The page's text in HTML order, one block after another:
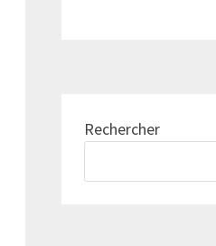
Rechercher